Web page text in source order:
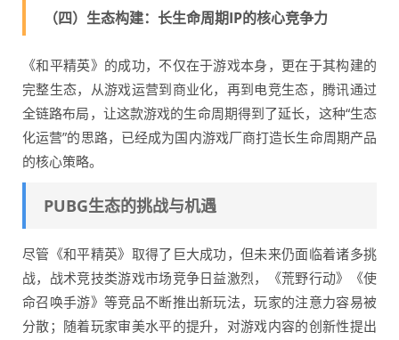
（四）生态构建：长生命周期IP的核心竞争力
《和平精英》的成功，不仅在于游戏本身，更在于其构建的
完整生态，从游戏运营到商业化，再到电竞生态，腾讯通过
全链路布局，让这款游戏的生命周期得到了延长，这种“生态
化运营”的思路，已经成为国内游戏厂商打造长生命周期产品
的核心策略。
PUBG生态的挑战与机遇
尽管《和平精英》取得了巨大成功，但未来仍面临着诸多挑
战，战术竞技类游戏市场竞争日益激烈，《荒野行动》《使
命召唤手游》等竞品不断推出新玩法，玩家的注意力容易被
分散；随着玩家审美水平的提升，对游戏内容的创新性提出